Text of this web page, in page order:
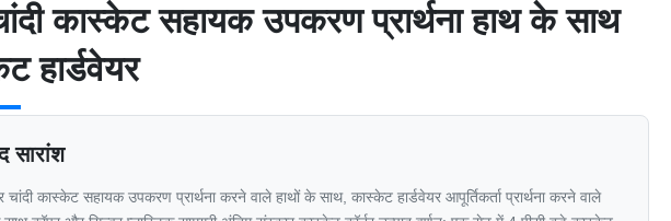
कास्केट सहायक उपकरण प्रार्थना हाथ के साथ
हार्डवेयर
सारांश
चांदी कास्केट सहायक उपकरण प्रार्थना करने वाले हाथों के साथ, कास्केट हार्डवेयर आपूर्तिकर्ता प्रार्थना करने वाले